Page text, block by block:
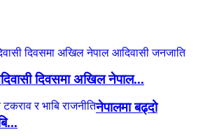
दिवसमा अखिल नेपाल...
नेपालमा बढ्दो